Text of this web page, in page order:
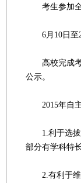
考生参加全
6月10日至
高校完成考
公示。
2015年自主
1.利于选拔
部分有学科特
2.有利于维